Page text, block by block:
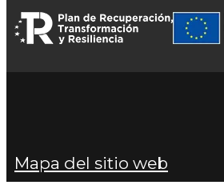
Mapa del sitio web